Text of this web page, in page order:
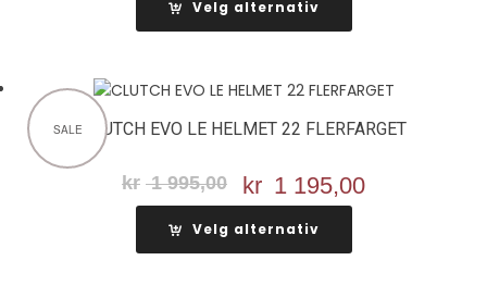
795,00.
795,00.
Velg alternativ
SALECLUTCH EVO LE HELMET 22 FLERFARGET
kr 1 995,00
Opprinnelig
pris
kr 1 195,00Nåværende
Velg alternativ